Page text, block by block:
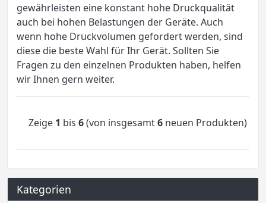
gewährleisten eine konstant hohe Druckqualität
auch bei hohen Belastungen der Geräte. Auch
wenn hohe Druckvolumen gefordert werden, sind
diese die beste Wahl für Ihr Gerät. Sollten Sie
Fragen zu den einzelnen Produkten haben, helfen
wir Ihnen gern weiter.
Zeige 1 bis 6(von insgesamt6 neuen Produkten)
Kategorien